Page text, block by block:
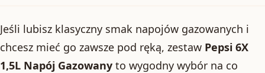
Jeśli lubisz klasyczny smak napojów gazowanych i
chcesz mieć go zawsze pod ręką, zestaw Pepsi 6X
1,5L Napój Gazowany to wygodny wybór na co